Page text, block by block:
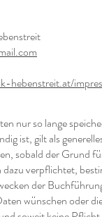
hebenstreit.at/
nur so lange
ist, gilt als
sobald der Grund
dazu verpflichtet,
der
wünschen oder